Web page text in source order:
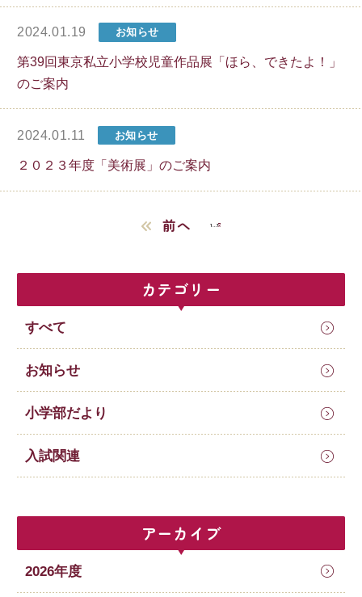
2024.01.19 お知らせ
第39回東京私立小学校児童作品展「ほら、できたよ！」
のご案内
2024.01.11 お知らせ
２０２３年度「美術展」のご案内
前へ 1…78
カテゴリー
すべて
お知らせ
小学部だより
入試関連
アーカイブ
2026年度